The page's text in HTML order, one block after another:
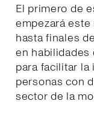
El primero de
empezará
hasta finales
en habilidades
para facilitar
personas con
sector de la